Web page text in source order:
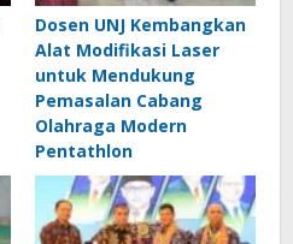
Dosen UNJ Kembangkan
Alat Modifikasi Laser
untuk Mendukung
Pemasalan Cabang
Olahraga Modern
Pentathlon